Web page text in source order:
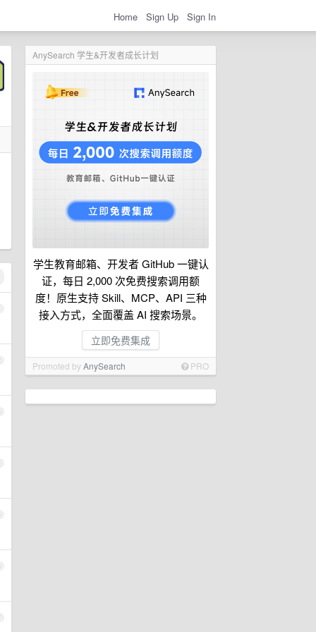
Home Sign Up Sign In
AnySearch 学生&开发者成长计划
学生教育邮箱、开发者 GitHub 一键认
证，每日 2,000 次免费搜索调用额
度！原生支持 Skill、MCP、API 三种
接入方式，全面覆盖 AI 搜索场景。
立即免费集成
Promoted byAnySearch PRO